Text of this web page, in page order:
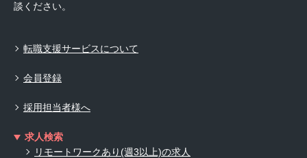
談ください。
転職支援サービスについて
会員登録
採用担当者様へ
求人検索
リモートワークあり(週3以上)の求人